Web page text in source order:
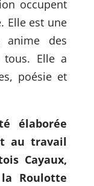
occupent
Elle est une
anime des
tous. Elle a
poésie et
élaborée
au travail
Cayaux,
la Roulotte